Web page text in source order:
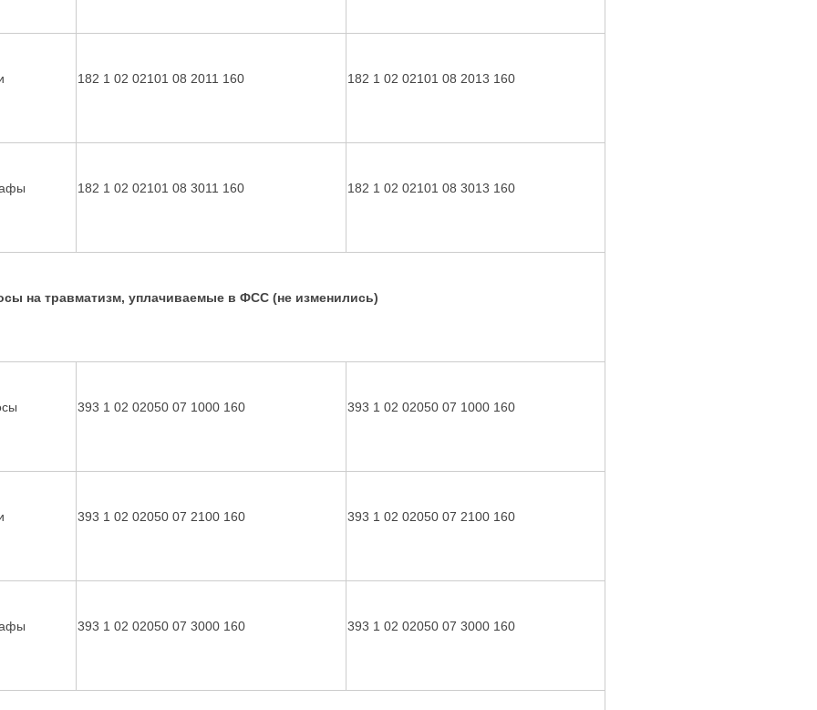
182 1 02 02101 08 2011 160 182 1 02 02101 08 2013 160
182 1 02 02101 08 3011 160 182 1 02 02101 08 3013 160
на травматизм, уплачиваемые в ФСС (не изменились)
393 1 02 02050 07 1000 160 393 1 02 02050 07 1000 160
393 1 02 02050 07 2100 160 393 1 02 02050 07 2100 160
393 1 02 02050 07 3000 160 393 1 02 02050 07 3000 160